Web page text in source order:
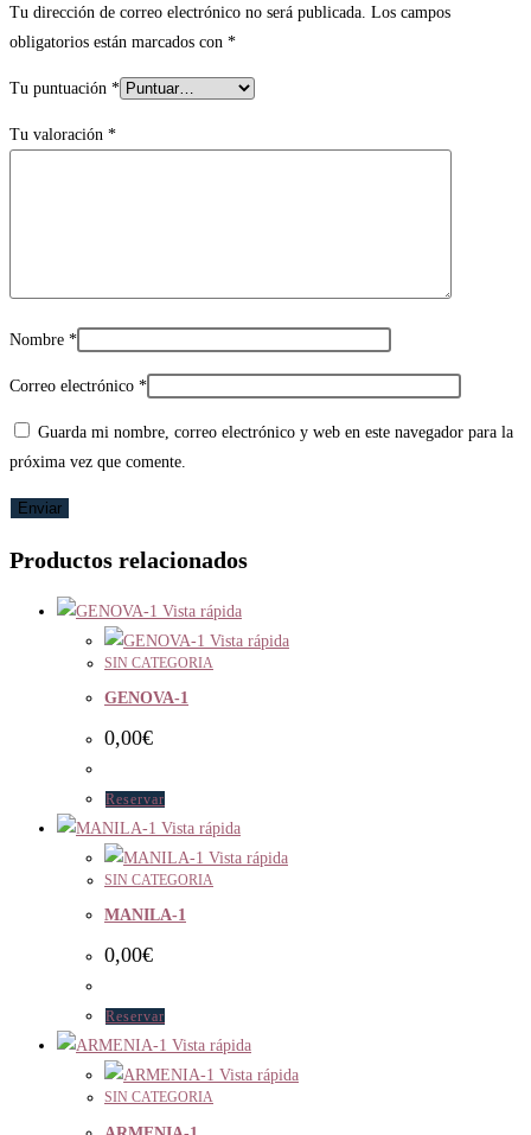
Tu dirección de correo electrónico no será publicada. Los campos
obligatorios están marcados con *
Tu puntuación *
Tu valoración *
Nombre *
Correo electrónico *
Guarda mi nombre, correo electrónico y web en este navegador para la
próxima vez que comente.
Productos relacionados
Vista rápida
Vista rápida
SIN CATEGORIA
GENOVA-1
0,00€
Reservar
Vista rápida
Vista rápida
SIN CATEGORIA
MANILA-1
0,00€
Reservar
Vista rápida
Vista rápida
SIN CATEGORIA